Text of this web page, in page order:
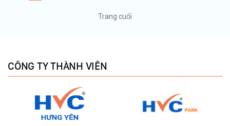
Trang cuối
CÔNG TY THÀNH VIÊN